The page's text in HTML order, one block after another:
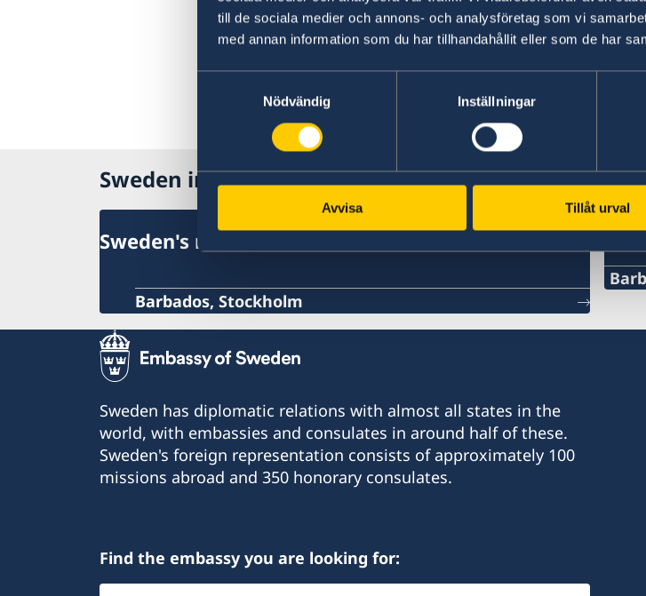
till de sociala medier och annons- och analysföretag som vi
med annan information som du har tillhandahållit eller som de har
Nödvändig
Inställningar
Avvisa Tillåt urval
Basic information
additional conditions
'Select Country Here' drop-
Read more
Sweden in Barbados
Sweden's mission in the Caribbean
Barbados, Stockholm
Sweden has diplomatic relations with almost all states in the
world, with embassies and consulates in around half of these.
Sweden's foreign representation consists of approximately 100
missions abroad and 350 honorary consulates.
Find the embassy you are looking for: